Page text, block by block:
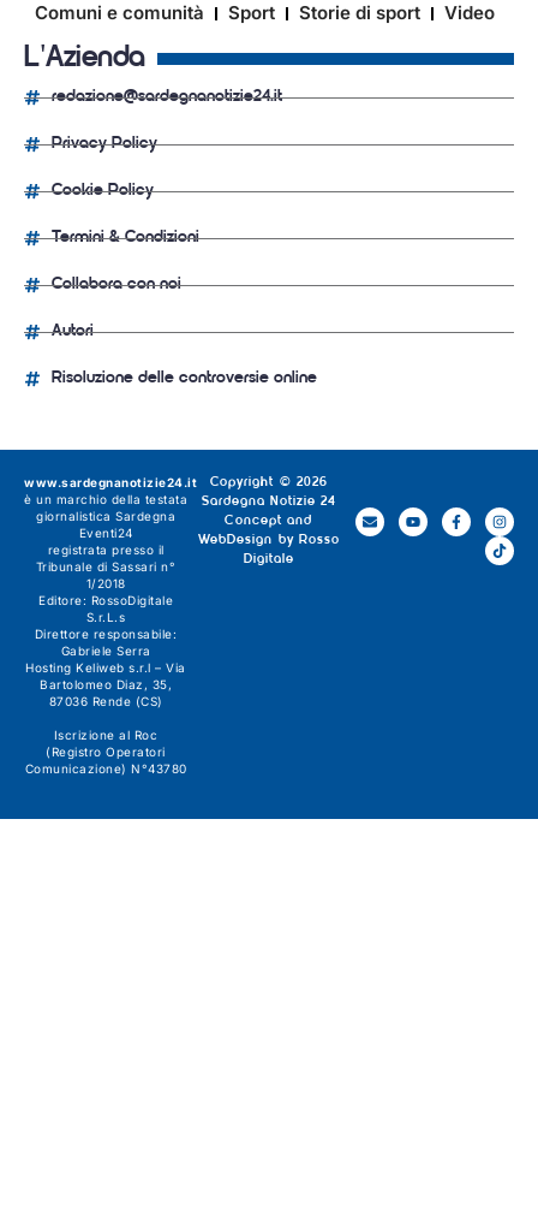
Comuni e comunità
Sport Storie di sport Video
L'Azienda
redazione@sardegnanotizie24.it
Privacy Policy
Cookie Policy
Termini & Condizioni
Collabora con noi
Autori
Risoluzione delle controversie online
Copyright © 2026
Sardegna Notizie 24
Concept and
WebDesign by Rosso
Digitale
www.sardegnanotizie24.it
è un marchio della testata
giornalistica Sardegna
Eventi24
registrata presso il
Tribunale di Sassari n°
1/2018
Editore: RossoDigitale
S.r.L.s
Direttore responsabile:
Gabriele Serra
Hosting Keliweb s.r.l – Via
Bartolomeo Diaz, 35,
87036 Rende (CS)
Iscrizione al Roc
(Registro Operatori
Comunicazione) N°43780